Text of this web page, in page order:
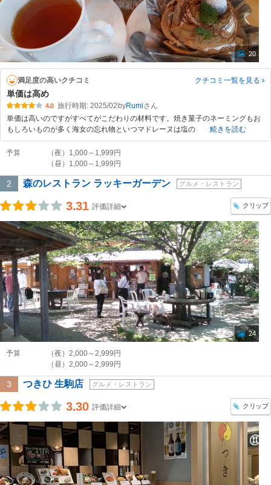
20
満足度の高いクチコミ クチコミ一覧を見る
単価は高め
4.0 旅行時期: 2025/02 byRumi
単価は高いのですがすべてがこだわりの材料です。焼き菓子のネーミングもお
もしろいものが多く海女の忘れ物といつマドレーヌは塩の
続きを読む
予算
（夜）1,000～1,999円
（昼）1,000～1,999円
2 森のレストラン ラッキーガーデン グルメ・レストラン
3.31 評価詳細 クリップ
24
予算
（夜）2,000～2,999円
（昼）2,000～2,999円
3 つきひ 生駒店 グルメ・レストラン
3.30 評価詳細 クリップ